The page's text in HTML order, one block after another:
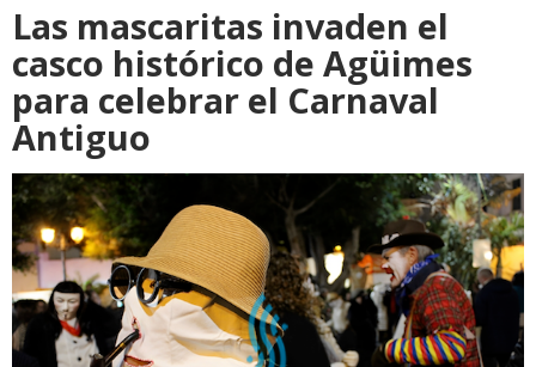
Las mascaritas invaden el
casco histórico de Agüimes
para celebrar el Carnaval
Antiguo